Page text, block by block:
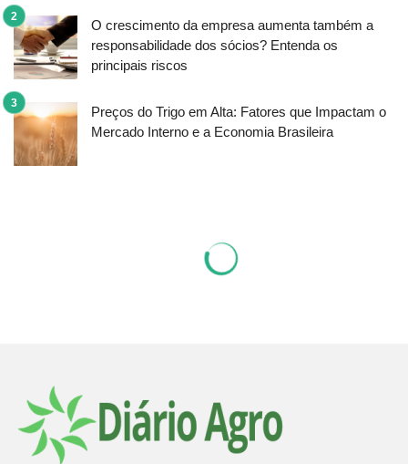
O crescimento da empresa aumenta também a
responsabilidade dos sócios? Entenda os
principais riscos
Preços do Trigo em Alta: Fatores que Impactam o
Mercado Interno e a Economia Brasileira